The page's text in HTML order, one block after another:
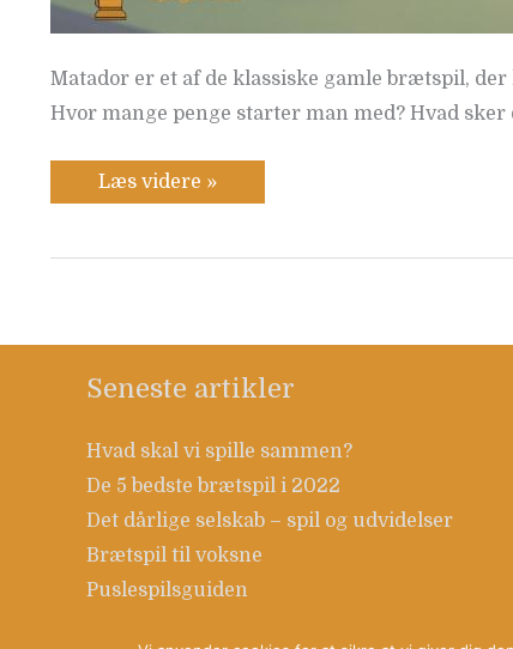
Matador er et af de klassiske gamle brætspil,
Hvor mange penge starter man med? Hvad
Læs videre »
Seneste artikler
Hvad skal vi spille sammen?
De 5 bedste brætspil i 2022
Det dårlige selskab – spil og udvidelser
Brætspil til voksne
Puslespilsguiden